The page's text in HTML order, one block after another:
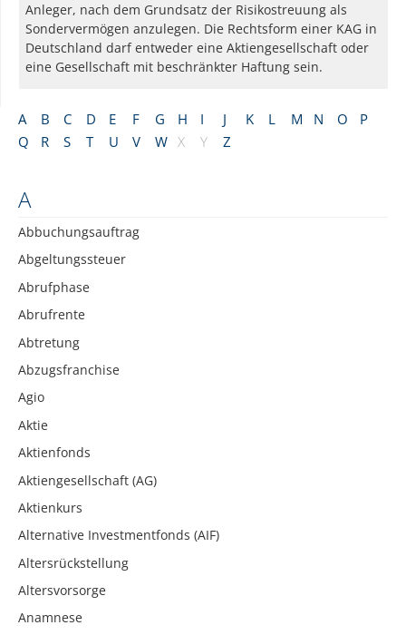
A B C D E F G H I J K L M N O
P
Q
R S T U V W X Y Z
A
Abbuchungsauftrag
Abgeltungssteuer
Abrufphase
Abrufrente
Abtretung
Abzugsfranchise
Agio
Aktie
Aktienfonds
Aktiengesellschaft (AG)
Aktienkurs
Alternative Investmentfonds (AIF)
Altersrückstellung
Altersvorsorge
Anamnese
Anleger, nach dem Grundsatz der Risikostreuung als
Sondervermögen anzulegen. Die Rechtsform einer KAG in
Deutschland darf entweder eine Aktiengesellschaft oder
eine Gesellschaft mit beschränkter Haftung sein.